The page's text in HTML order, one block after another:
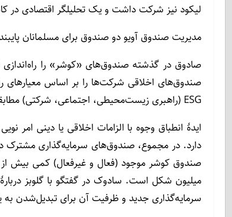
لیکود نیز شرکت داشت و یک تحلیلگر اقتصادی در کانال 14، یک کانال تلویزیونی مرتبط با جناح راست سیاست
مدیریت صندوق آویو دو صندوق برای مسلمانان
صادوق در گذشته صندوق‌های «کوشر» را
صندوق‌های اخلاقی شرکت‌ها را بر اساس معیارهای
ESG (راهبری زیست‌محیطی، اجتماعی، شرکتی) مطابقت دارند و در سراسر جهان محبوب شده‌اند.
ایدۀ انطباق وجوه با الزامات اخلاقی یا دینی
میلیون شکل است. سادوک در گفتگو با گلوبز دربارۀ
سرمایه‌گذاری جدید و ظرفیت آن برای تبدیل‌شدن